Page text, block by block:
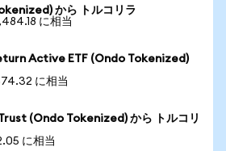
から トルコリラ
に相当
Active ETF (Ondo Tokenized)
に相当
(Ondo Tokenized) から トルコリ
に相当